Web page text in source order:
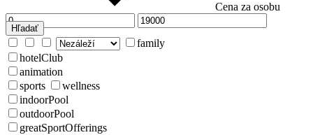
Cena za osobu
Hľadať
family
hotelClub
animation
sports
wellness
indoorPool
outdoorPool
greatSportOfferings